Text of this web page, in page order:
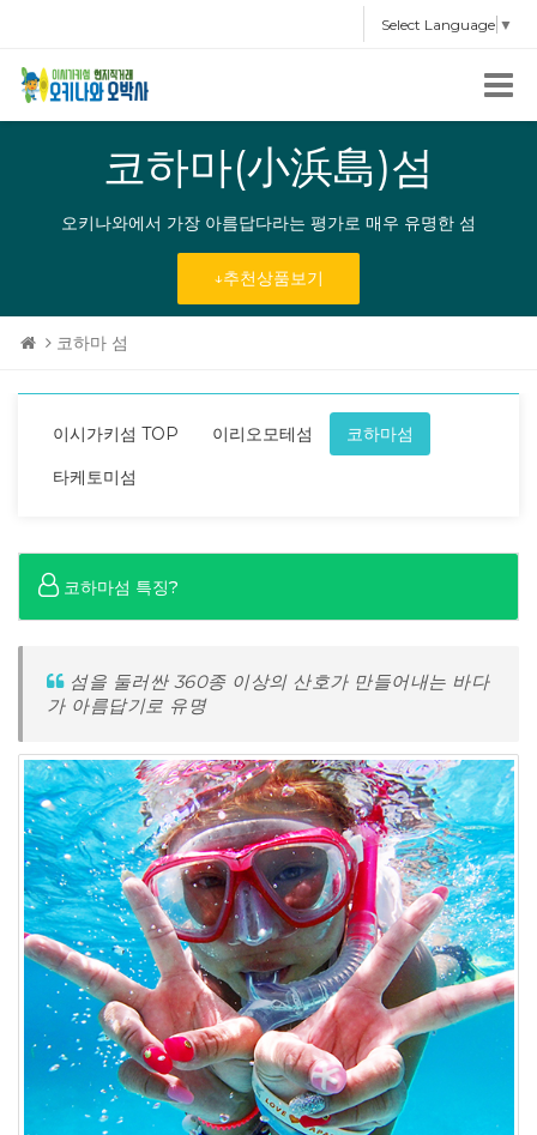
Select Language ▼
코하마(小浜島)섬
오키나와에서 가장 아름답다라는 평가로 매우 유명한 섬
↓추천상품보기
코하마 섬
이시가키섬 TOP 이리오모테섬
코하마섬
타케토미섬
코하마섬 특징?
섬을 둘러싼 360종 이상의 산호가 만들어내는 바다
가 아름답기로 유명